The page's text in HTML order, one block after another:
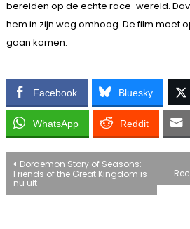
bereiden op de echte race-wereld.
hem in zijn weg omhoog. De film moet
gaan komen.
Facebook Bluesky
WhatsApp Reddit
Bericht
navigatie
Doraemon Story of Seasons:
Friends of the Great Kingdom is
nu uit